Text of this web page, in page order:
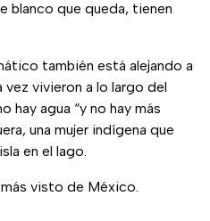
blanco que queda, tienen
también está alejando a
vez vivieron a lo largo del
hay agua “y no hay más
una mujer indígena que
en el lago.
visto de México.